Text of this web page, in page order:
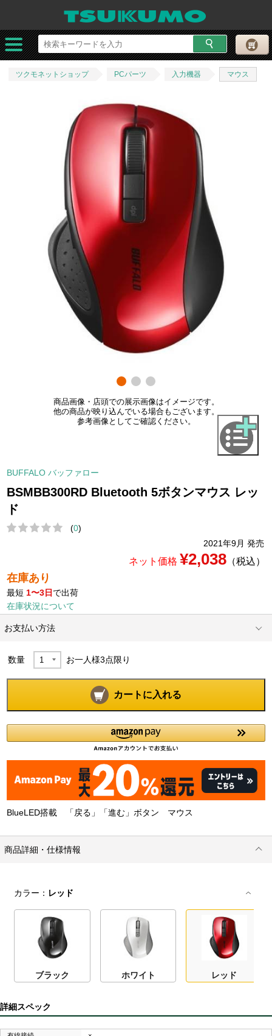
ツクモネットショップ PCパーツ 入力機器 マウス
商品画像・店頭での展示画像はイメージです。
他の商品が映り込んでいる場合もございます。
参考画像としてご確認ください。
BUFFALO バッファロー
BSMBB300RD Bluetooth 5ボタンマウス レッ
ド
(0)
2021年9月 発売
ネット価格 ¥2,038（税込）
在庫あり
最短 1〜3日 で出荷
在庫状況について
お支払い方法
数量 お一人様3点限り
カートに入れる
BlueLED搭載 「戻る」「進む」ボタン マウス
商品詳細・仕様情報
カラー： レッド
ブラック ホワイト レッド
詳細スペック